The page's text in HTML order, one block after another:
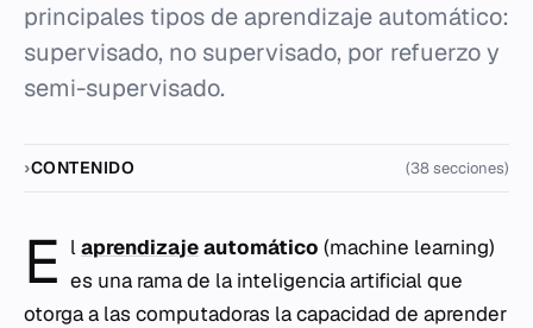
principales tipos de aprendizaje automático:
supervisado, no supervisado, por refuerzo y
semi-supervisado.
CONTENIDO (38 secciones)
E laprendizajeautomático (machine learning)
es una rama de la inteligencia artificial que
otorga a las computadoras la capacidad de aprender